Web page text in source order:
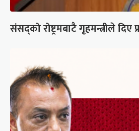
संसद्को रोष्ट्रमबाटै गृहमन्त्रीले दिए